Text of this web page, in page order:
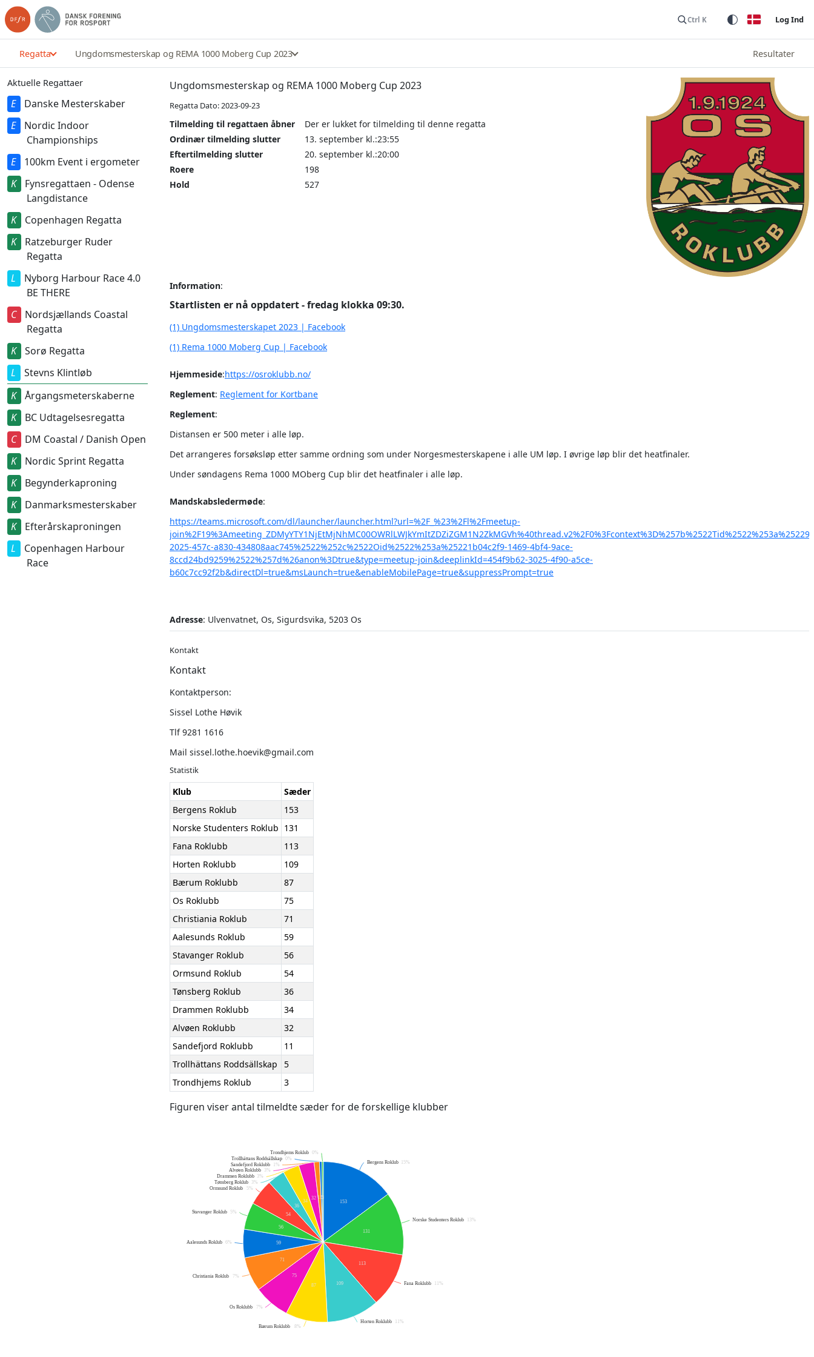
Ctrl K Log Ind
Regatta Ungdomsmesterskap og REMA 1000 Moberg Cup 2023 Resultater
Aktuelle Regattaer
Danske Mesterskaber
Nordic Indoor
Championships
100km Event i ergometer
Fynsregattaen - Odense
Langdistance
Copenhagen Regatta
Ratzeburger Ruder
Regatta
Nyborg Harbour Race 4.0
BE THERE
Nordsjællands Coastal
Regatta
Sorø Regatta
Stevns Klintløb
Årgangsmeterskaberne
BC Udtagelsesregatta
DM Coastal / Danish Open
Nordic Sprint Regatta
Begynderkaproning
Danmarksmesterskaber
Efterårskaproningen
Copenhagen Harbour
Race
Ungdomsmesterskap og REMA 1000 Moberg Cup 2023
Regatta Dato: 2023-09-23
Tilmelding til regattaen åbner
Der er lukket for tilmelding til denne regatta
Ordinær tilmelding slutter
13. september kl.:23:55
Eftertilmelding slutter
20. september kl.:20:00
Roere
198
Hold
527
Information:
Startlisten er nå oppdatert - fredag klokka 09:30.
(1) Ungdomsmesterskapet 2023 | Facebook
(1) Rema 1000 Moberg Cup | Facebook
Hjemmeside:https://osroklubb.no/
Reglement: Reglement for Kortbane
Reglement:
Distansen er 500 meter i alle løp.
Det arrangeres forsøksløp etter samme ordning som under Norgesmesterskapene i alle UM løp. I øvrige løp blir det heatfinaler.
Under søndagens Rema 1000 MOberg Cup blir det heatfinaler i alle løp.
Mandskabsledermøde:
https://teams.microsoft.com/dl/launcher/launcher.html?url=%2F_%23%2Fl%2Fmeetup-
2025-457c-a830-434808aac745%2522%252c%2522Oid%2522%253a%25221b04c2f9-1469-4bf4-9ace-
8ccd24bd9259%2522%257d%26anon%3Dtrue&type=meetup-join&deeplinkId=454f9b62-3025-4f90-a5ce-
b60c7cc92f2b&directDl=true&msLaunch=true&enableMobilePage=true&suppressPrompt=true
Adresse: Ulvenvatnet, Os, Sigurdsvika, 5203 Os
Kontakt
Kontakt
Kontaktperson:
Sissel Lothe Høvik
Tlf 9281 1616
Mail sissel.lothe.hoevik@gmail.com
Statistik
Klub
Sæder
Bergens Roklub
153
Norske Studenters Roklub 131
Fana Roklubb
113
Horten Roklubb
109
Bærum Roklubb
87
Os Roklubb
75
Christiania Roklub
71
Aalesunds Roklub
59
Stavanger Roklub
56
Ormsund Roklub
54
Tønsberg Roklub
36
Drammen Roklubb
34
Alvøen Roklubb
32
Sandefjord Roklubb
11
Trollhättans Roddsällskap
5
Trondhjems Roklub
3
Figuren viser antal tilmeldte sæder for de forskellige klubber
153
131
113
109
87
75
71
59
56
54
36
34
32 1153
Bergens Roklub 15%
Norske Studenters Roklub 13%
Fana Roklubb 11%
Horten Roklubb
11%
Bærum Roklubb
8%
Os Roklubb 7%
Christiania Roklub 7%
Aalesunds Roklub 6%
Stavanger Roklub 5%
Ormsund Roklub 5%
Tønsberg Roklub 3%
Drammen Roklubb 3%
Alvøen Roklubb 3%
Sandefjord Roklubb 1%
Trollhättans Roddsällskap 0%
Trondhjems Roklub 0%